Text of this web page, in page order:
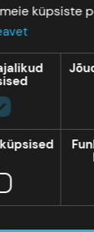
Lisa korvi
Trixie
22,95 €
küpsiste